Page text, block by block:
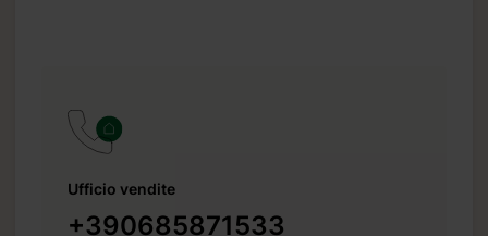
Ufficio vendite
+390685871533